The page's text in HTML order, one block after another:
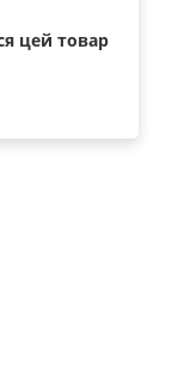
цей товар